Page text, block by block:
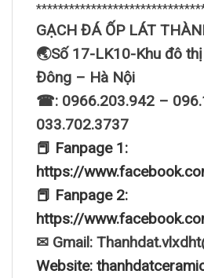
GẠCH ĐÁ ỐP LÁT
🌏Số 17-LK10-Khu đô
Đông – Hà Nội
☎: 0966.203.942 –
033.702.3737
📕 Fanpage 1:
https://
📕 Fanpage 2:
https://
✉ Gmail:
Website: